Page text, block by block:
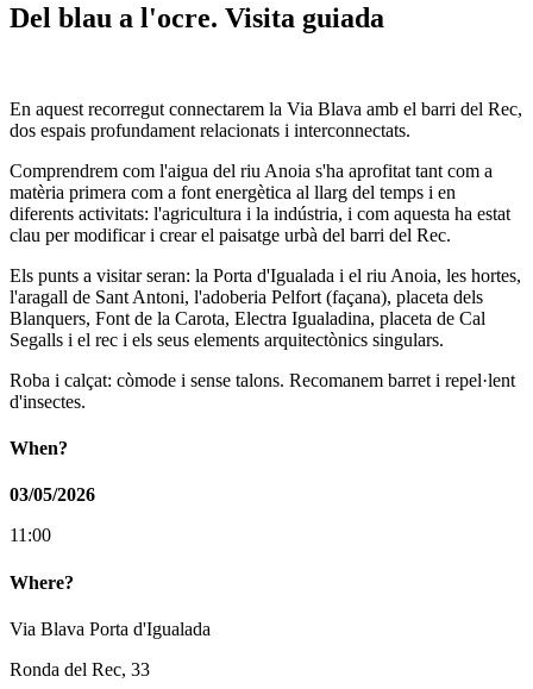
Del blau a l'ocre. Visita guiada
En aquest recorregut connectarem la Via Blava amb el barri del Rec,
dos espais profundament relacionats i interconnectats.
Comprendrem com l'aigua del riu Anoia s'ha aprofitat tant com a
matèria primera com a font energètica al llarg del temps i en
diferents activitats: l'agricultura i la indústria, i com aquesta ha estat
clau per modificar i crear el paisatge urbà del barri del Rec.
Els punts a visitar seran: la Porta d'Igualada i el riu Anoia, les hortes,
l'aragall de Sant Antoni, l'adoberia Pelfort (façana), placeta dels
Blanquers, Font de la Carota, Electra Igualadina, placeta de Cal
Segalls i el rec i els seus elements arquitectònics singulars.
Roba i calçat: còmode i sense talons. Recomanem barret i repel·lent
d'insectes.
When?
03/05/2026
11:00
Where?
Via Blava Porta d'Igualada
Ronda del Rec, 33